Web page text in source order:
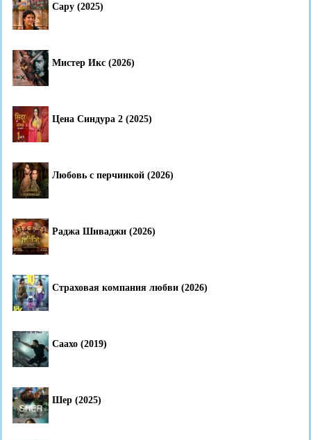
Сару (2025)
Мистер Икс (2026)
Цена Синдура 2 (2025)
Любовь с перчинкой (2026)
Раджа Шиваджи (2026)
Страховая компания любви (2026)
Саахо (2019)
Шер (2025)